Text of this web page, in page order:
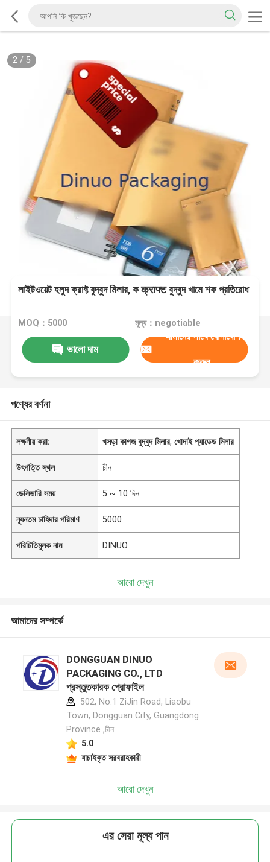
2/ 5
লাইটওয়েট হলুদ ক্রাফ্ট বুদ্বুদ মিলার, ক क्राफ्ट বুদ্বুদ খামে শক প্রতিরোধ
MOQ：5000 মূল্য：negotiable
ভালো দাম
আমাদের সাথে যোগাযোগ
করুন
পণ্যের বর্ণনা
লক্ষণীয় করা: খসড়া কাগজ বুদ্বুদ মিলার,খোদাই প্যাডেড মিলার
উৎপত্তি স্থল চীন
ডেলিভারি সময় 5 ~ 10 দিন
ন্যূনতম চাহিদার পরিমাণ 5000
পরিচিতিমুলক নাম DINUO
আরো দেখুন
আমাদের সম্পর্কে
DONGGUAN DINUO
PACKAGING CO., LTD
প্রস্তুতকারক প্রোফাইল
502, No.1 ZiJin Road, Liaobu
Town, Dongguan City, Guangdong
Province ,চীন
5.0
যাচাইকৃত সরবরাহকারী
আরো দেখুন
এর সেরা মূল্য পান